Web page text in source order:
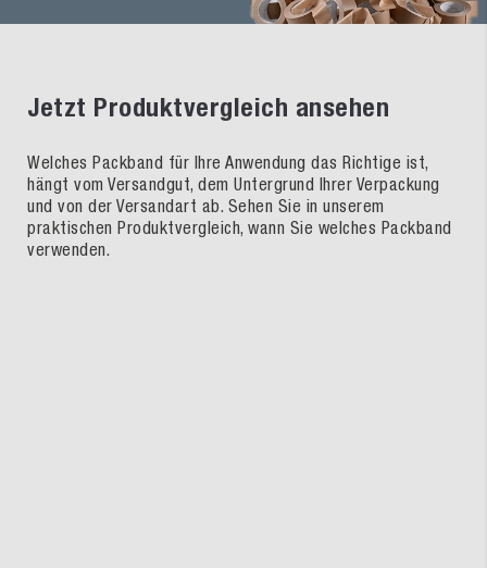
Jetzt Produktvergleich ansehen
Welches Packband für Ihre Anwendung das Richtige ist,
hängt vom Versandgut, dem Untergrund Ihrer Verpackung
und von der Versandart ab. Sehen Sie in unserem
praktischen Produktvergleich, wann Sie welches Packband
verwenden.